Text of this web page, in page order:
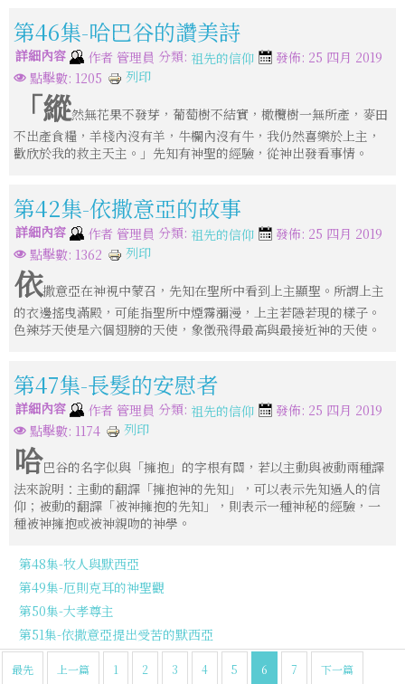
第46集-哈巴谷的讚美詩
詳細內容 作者 管理員 分類: 祖先的信仰
發佈: 25 四月 2019
點擊數: 1205
列印
「縱然無花果不發芽，葡萄樹不結實，橄欖樹一無所產，麥田
不出產食糧，羊棧內沒有羊，牛欄內沒有牛，我仍然喜樂於上主，
歡欣於我的救主天主。」先知有神聖的經驗，從神出發看事情。
第42集-依撒意亞的故事
詳細內容 作者 管理員 分類: 祖先的信仰
發佈: 25 四月 2019
點擊數: 1362
列印
依撒意亞在神視中蒙召，先知在聖所中看到上主顯聖。所謂上主
的衣邊搖曳滿殿，可能指聖所中煙霧瀰漫，上主若隱若現的樣子。
色辣芬天使是六個翅膀的天使，象徵飛得最高與最接近神的天使。
第47集-長髮的安慰者
詳細內容 作者 管理員 分類: 祖先的信仰
發佈: 25 四月 2019
點擊數: 1174
列印
哈巴谷的名字似與「擁抱」的字根有關，若以主動與被動兩種譯
法來說明：主動的翻譯「擁抱神的先知」，可以表示先知過人的信
仰；被動的翻譯「被神擁抱的先知」，則表示一種神秘的經驗，一
種被神擁抱或被神親吻的神學。
第48集-牧人與默西亞
第49集-厄則克耳的神聖觀
第50集-大孝尊主
第51集-依撒意亞提出受苦的默西亞
最先 上一篇 1 2 3 4 5 6 7 下一篇